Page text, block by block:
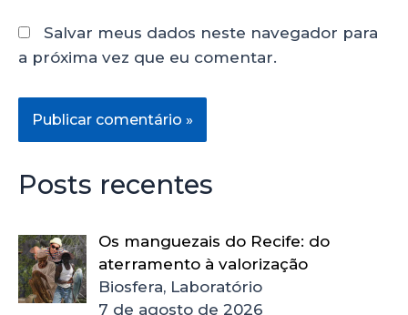
Salvar meus dados neste navegador para
a próxima vez que eu comentar.
Posts recentes
Os manguezais do Recife: do
aterramento à valorização
Biosfera, Laboratório
7 de agosto de 2026